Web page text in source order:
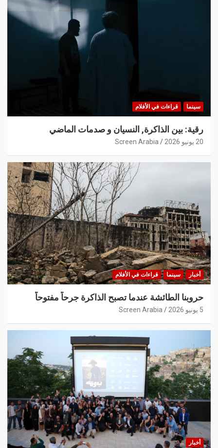
سينما قراءات في الأفلام
رقية: بين الذاكرة, النسيان و صدمات الماضي
20 يونيو 2026 Screen Arabia
أخبار سينما قراءات في الأفلام
حروبنا الطائشة عندما تصبح الذاكرة جرحاً مفتوحاً
5 يونيو 2026 Screen Arabia
أخبار